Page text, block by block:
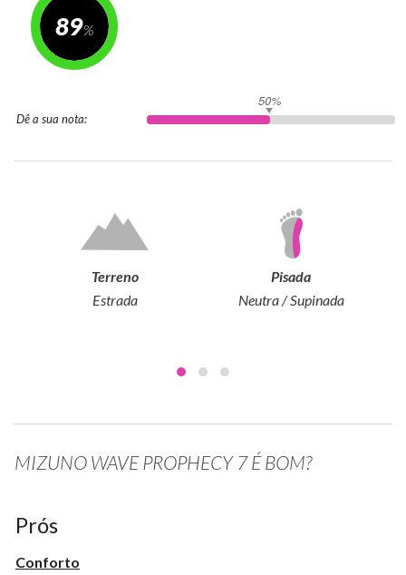
89
Dê a sua nota:
50%
Terreno
Estrada
Pisada
Neutra / Supinada
MIZUNO WAVE PROPHECY 7 É BOM?
Prós
Conforto